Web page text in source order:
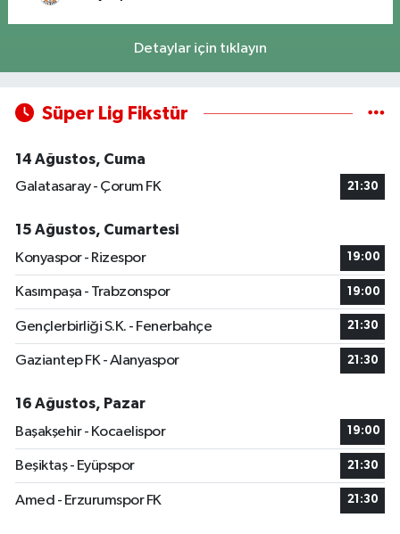
Detaylar için tıklayın
Süper Lig Fikstür
14 Ağustos, Cuma
Galatasaray - Çorum FK
21:30
15 Ağustos, Cumartesi
Konyaspor - Rizespor
19:00
Kasımpaşa - Trabzonspor 19:00
Gençlerbirliği S.K. - Fenerbahçe 21:30
Gaziantep FK - Alanyaspor 21:30
16 Ağustos, Pazar
Başakşehir - Kocaelispor
19:00
Beşiktaş - Eyüpspor 21:30
Amed - Erzurumspor FK 21:30